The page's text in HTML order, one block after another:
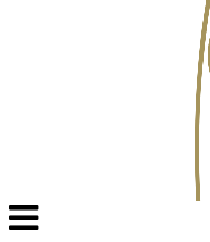
Veksle
navigasjon